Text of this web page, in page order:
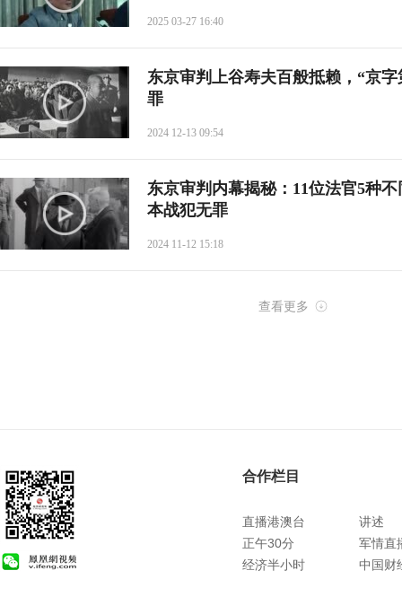
2025 03-27 16:40
东京审判上谷寿夫百般抵赖，“京
罪
2024 12-13 09:54
东京审判内幕揭秘：11位法官5种
本战犯无罪
2024 11-12 15:18
查看更多
合作栏目
直播港澳台
讲述
正午30分
军情直
经济半小时
中国财